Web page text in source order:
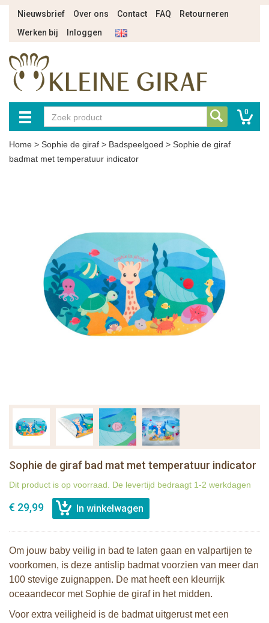
Nieuwsbrief Over ons Contact FAQ
Retourneren
Werken bij
Inloggen
0
Home > Sophie de giraf > Badspeelgoed > Sophie de giraf
badmat met temperatuur indicator
Sophie de giraf bad mat met temperatuur indicator
Dit product is op voorraad. De levertijd bedraagt 1-2 werkdagen
€ 29,99
Om jouw baby veilig in bad te laten gaan en valpartijen te
voorkomen, is deze antislip badmat voorzien van meer dan
100 stevige zuignappen. De mat heeft een kleurrijk
oceaandecor met Sophie de giraf in het midden.
Voor extra veiligheid is de badmat uitgerust met een